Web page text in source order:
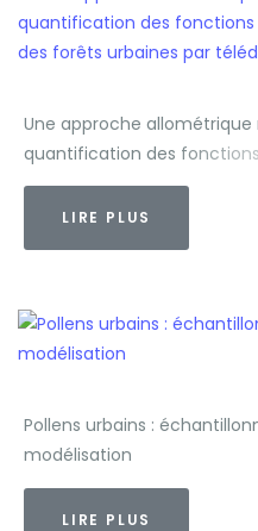
Une approche allométrique
quantification des
des forêts urbaines par
LIRE PLUS
Pollens urbains :
modélisation
LIRE PLUS